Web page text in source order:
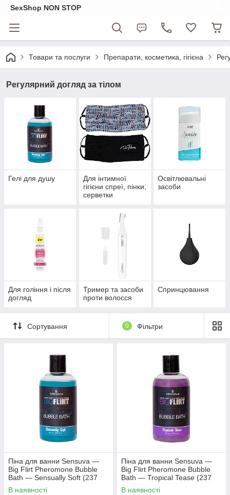
SexShop NON STOP
Товари та послуги Препарати, косметика, гігієна
Регулярний догляд за тілом
Гелі для душу
Для інтимної
гігієни спреї, пінки,
серветки
Освітлювальні
засоби
Для гоління і після
догляд
Тример та засоби
проти волосся
Спринцювання
Сортування 0 Фільтри
Піна для ванни Sensuva —
Big Flirt Pheromone Bubble
Bath — Sensually Soft (237
мл)
В наявності
Піна для ванни Sensuva —
Big Flirt Pheromone Bubble
Bath — Tropical Tease (237
мл)
В наявності